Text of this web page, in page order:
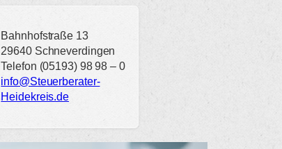
Bahnhofstraße 13
29640 Schneverdingen
Telefon (05193) 98 98 – 0
info@Steuerberater-
Heidekreis.de